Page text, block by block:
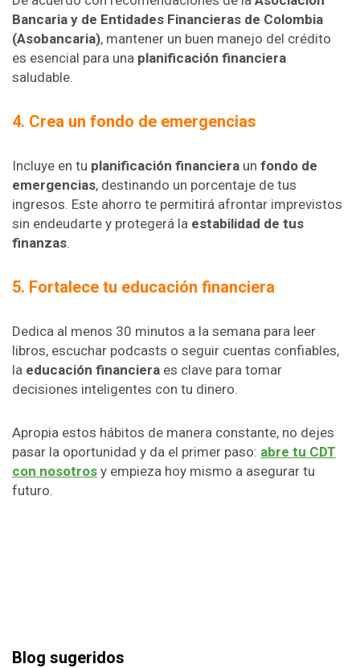
Bancaria y de Entidades Financieras de Colombia
(Asobancaria), mantener un buen manejo del crédito
es esencial para una planificación financiera
saludable.
4. Crea un fondo de emergencias
Incluye en tu planificación financiera un fondo de
emergencias, destinando un porcentaje de tus
ingresos. Este ahorro te permitirá afrontar imprevistos
sin endeudarte y protegerá la estabilidad de tus
finanzas.
5. Fortalece tu educación financiera
Dedica al menos 30 minutos a la semana para leer
libros, escuchar podcasts o seguir cuentas confiables,
la educación financiera es clave para tomar
decisiones inteligentes con tu dinero.
Apropia estos hábitos de manera constante, no dejes
pasar la oportunidad y da el primer paso: abre tu CDT
con nosotros y empieza hoy mismo a asegurar tu
futuro.
Blog sugeridos